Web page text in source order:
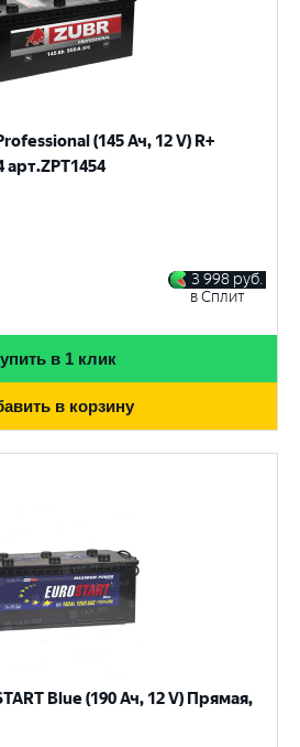
(145 Ач, 12 V) R+
арт.ZPT1454
3 998 руб.
в Сплит
в 1 клик
в корзину
Blue (190 Ач, 12 V) Прямая,